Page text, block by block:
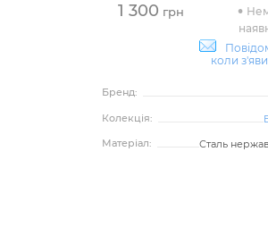
1 300 грн
коли
Бренд:
Колекція:
Матеріал:
Сталь